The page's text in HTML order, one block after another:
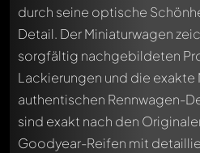
durch seine optische
Detail. Der Miniaturwagen
sorgfältig nachgebildeten
Lackierungen und die
authentischen Rennwagen-
sind exakt nach den
Goodyear-Reifen mit